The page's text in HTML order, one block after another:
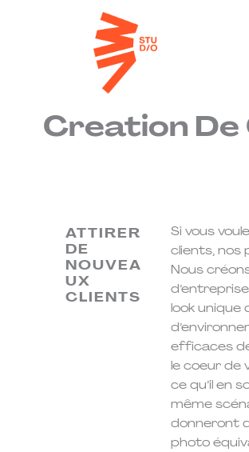
Creation De
ATTIRER
DE
NOUVEA
UX
CLIENTS
Si vous
clients, nos
Nous
look unique
efficaces
le coeur de
ce qu’il en
même
donneront
photo